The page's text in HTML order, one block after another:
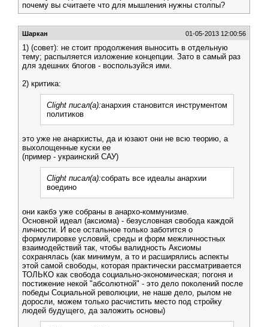
почему вы считаете что для мышления нужны столпы?
Шаркан 01-05-2013 12:00:56
1) (совет): не стоит продолжения выносить в отдельную
тему; распыляется изложение концепции. Зато в самый раз
для здешних блогов - воспользуйся ими.
2) критика:
Clight писал(а):анархия становится инструментом
политиков
это уже не анархисты, да и юзают они не всю теорию, а
выхолощенные куски ее
(пример - украинский САУ)
Clight писал(а):собрать все идеалы анархии
воедино
они какбэ уже собраны в анархо-коммунизме.
Основной идеал (аксиома) - безусловная свобода каждой
личности. И все остальное только заботится о
формулировке условий, среды и форм межличностных
взаимодействий так, чтобы валидность Аксиомы
сохранялась (как минимум, а то и расширялись аспекты
этой самой свободы, которая практически рассматривается
ТОЛЬКО как свобода социально-экономическая; погоня и
постижение некой "абсолютной" - это дело поколений после
победы Социальной революции, не наше дело, рылом не
доросли, можем только расчистить место под стройку
людей будущего, да заложить основы)